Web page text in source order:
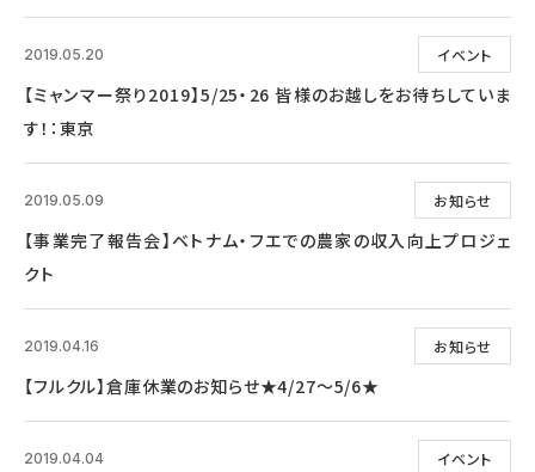
イベント
2019.05.20
【ミャンマー祭り2019】5/25・26 皆様のお越しをお待ちしていま
す！：東京
お知らせ
2019.05.09
【事業完了報告会】ベトナム・フエでの農家の収入向上プロジェ
クト
お知らせ
2019.04.16
【フルクル】倉庫休業のお知らせ★4/27～5/6★
イベント
2019.04.04